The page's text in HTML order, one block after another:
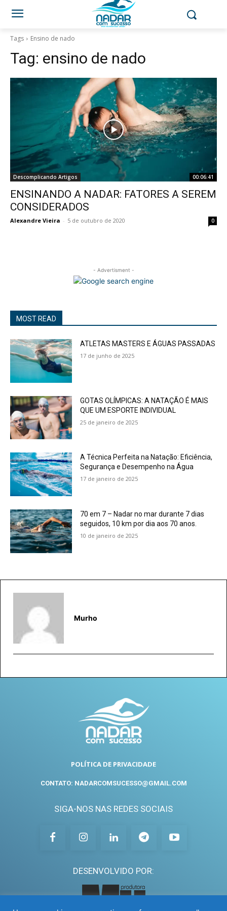
Tags Ensino de nado
Tag: ensino de nado
Descomplicando Artigos 00:06:41
ENSINANDO A NADAR: FATORES A SEREM
CONSIDERADOS
Alexandre Vieira - 5 de outubro de 2020 0
- Advertisment -
MOST READ
ATLETAS MASTERS E ÁGUAS PASSADAS
17 de junho de 2025
GOTAS OLÍMPICAS: A NATAÇÃO É MAIS
QUE UM ESPORTE INDIVIDUAL
25 de janeiro de 2025
A Técnica Perfeita na Natação: Eficiência,
Segurança e Desempenho na Água
17 de janeiro de 2025
70 em 7 – Nadar no mar durante 7 dias
seguidos, 10 km por dia aos 70 anos.
10 de janeiro de 2025
Murho
POLÍTICA DE PRIVACIDADE
CONTATO: NADARCOMSUCESSO@GMAIL.COM
SIGA-NOS NAS REDES SOCIAIS
DESENVOLVIDO POR: